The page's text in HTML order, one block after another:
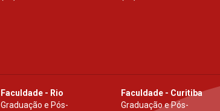
Faculdade - Rio
Graduação e Pós-
Faculdade - Curitiba
Graduação e Pós-